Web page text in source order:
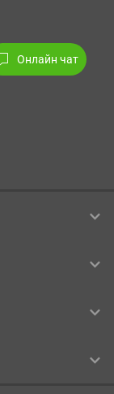
Онлайн чат